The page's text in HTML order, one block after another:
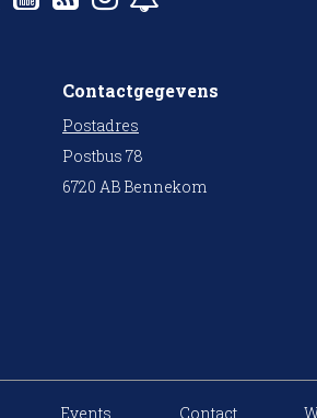
Contactgegevens
Postadres
Postbus 78
6720 AB Bennekom
Events Contact